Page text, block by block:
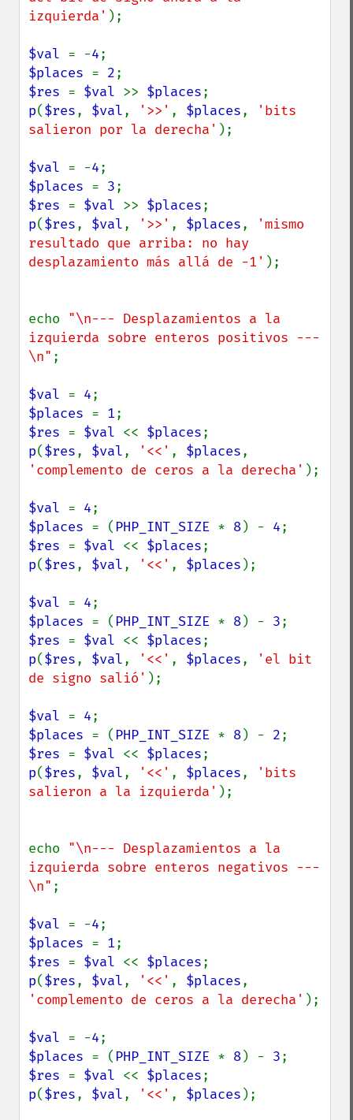
izquierda' );
$val = -4
$places = 2
$res = $val >> $places
p($res, $val, '>>' , $places,
'bits
salieron por la derecha' );
$val = -4
$places = 3
$res = $val >> $places
p($res, $val, '>>' , $places,
'mismo
resultado que arriba: no hay
desplazamiento más allá de -1' );
echo "\n--- Desplazamientos a la
izquierda sobre enteros positivos ---
\n" ;
$val = 4
$places = 1
$res = $val << $places
p($res, $val, '<<' , $places
'complemento de ceros a la derecha' );
$val = 4
$places = ( PHP_INT_SIZE * 8) - 4
$res = $val << $places
p($res, $val, '<<' , $places );
$val = 4
$places = ( PHP_INT_SIZE * 8) - 3
$res = $val << $places
p($res, $val, '<<' , $places,
'el bit
de signo salió' );
$val = 4
$places = ( PHP_INT_SIZE * 8) - 2
$res = $val << $places
p($res, $val, '<<' , $places,
'bits
salieron a la izquierda' );
echo "\n--- Desplazamientos a la
izquierda sobre enteros negativos ---
\n" ;
$val = -4
$places = 1
$res = $val << $places
p($res, $val, '<<' , $places
'complemento de ceros a la derecha' );
$val = -4
$places = ( PHP_INT_SIZE * 8) - 3
$res = $val << $places
p($res, $val, '<<' , $places );